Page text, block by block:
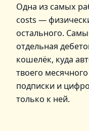
Одна из самых
costs —
остального.
отдельная
кошелёк, куда
твоего
подписки и
только к ней.